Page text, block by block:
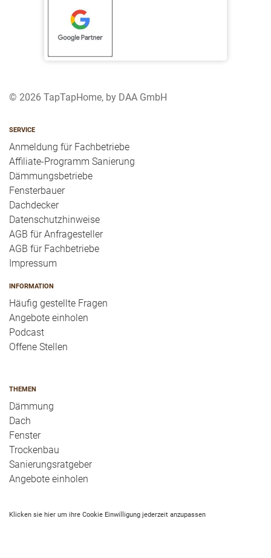
© 2026 TapTapHome, by DAA GmbH
SERVICE
Anmeldung für Fachbetriebe
Affiliate-Programm Sanierung
Dämmungsbetriebe
Fensterbauer
Dachdecker
Datenschutzhinweise
AGB für Anfragesteller
AGB für Fachbetriebe
Impressum
INFORMATION
Häufig gestellte Fragen
Angebote einholen
Podcast
Offene Stellen
THEMEN
Dämmung
Dach
Fenster
Trockenbau
Sanierungsratgeber
Angebote einholen
Klicken sie hier um ihre Cookie Einwilligung jederzeit anzupassen